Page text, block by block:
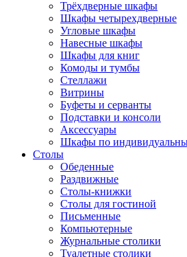
Трёхдверные шкафы
Шкафы четырехдверные
Угловые шкафы
Навесные шкафы
Шкафы для книг
Комоды и тумбы
Стеллажи
Витрины
Буфеты и серванты
Подставки и консоли
Аксессуары
Шкафы по
Столы
Обеденные
Раздвижные
Столы-книжки
Столы для гостиной
Письменные
Компьютерные
Журнальные столики
Туалетные столики